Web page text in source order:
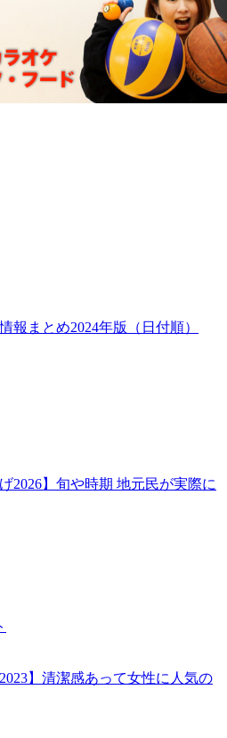
報まとめ2024年版（日付順）
2026】旬や時期 地元民が実際に
】清潔感あって女性に人気の